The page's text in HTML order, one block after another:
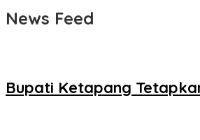
News Feed
Bupati Ketapang